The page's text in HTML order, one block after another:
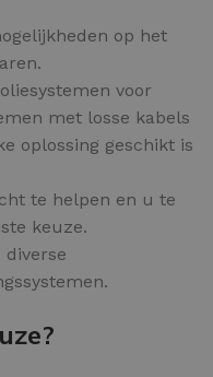
op het
voor
met losse kabels
oplossing geschikt is
te helpen en u te
keuze.
diverse